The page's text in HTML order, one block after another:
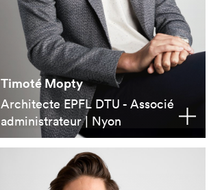
Timoté Mopty
Architecte EPFL DTU - Associé
administrateur | Nyon